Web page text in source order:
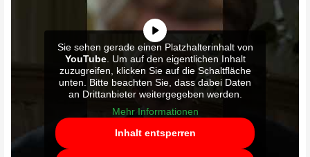
Sie sehen gerade einen Platzhalterinhalt von
YouTube. Um auf den eigentlichen Inhalt
zuzugreifen, klicken Sie auf die Schaltfläche
unten. Bitte beachten Sie, dass dabei Daten
an Drittanbieter weitergegeben werden.
Mehr Informationen
Inhalt entsperren